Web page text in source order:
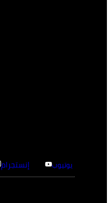
إنستجرام يوتيوب